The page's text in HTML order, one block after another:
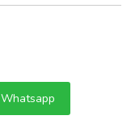
Whatsapp